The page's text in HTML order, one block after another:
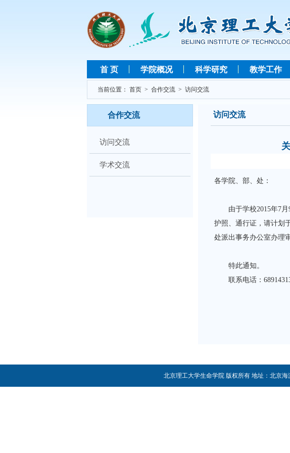
首 页 学院概况 科学研究 教学工作
当前位置： 首页 > 合作交流 > 访问交流
合作交流
访问交流
学术交流
访问交流
各学院、部、处：
由于学校2015年7月9
护照、通行证，请计划
处派出事务办公室办理
特此通知。
联系电话：
北京理工大学生命学院 版权所有 地址：北京